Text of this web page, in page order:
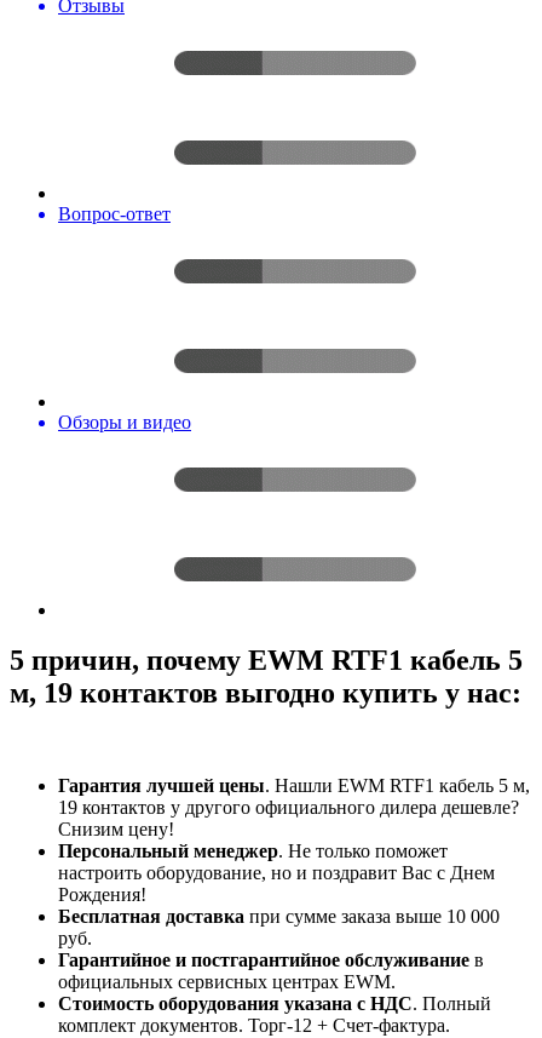
Отзывы
Вопрос-ответ
Обзоры и видео
5 причин, почему EWM RTF1 кабель 5
м, 19 контактов выгодно купить у нас:
Гарантия лучшей цены. Нашли EWM RTF1 кабель 5 м,
19 контактов у другого официального дилера дешевле?
Снизим цену!
Персональный менеджер. Не только поможет
настроить оборудование, но и поздравит Вас с Днем
Рождения!
Бесплатная доставка при сумме заказа выше 10 000
руб.
Гарантийное и постгарантийное обслуживание в
официальных сервисных центрах EWM.
Стоимость оборудования указана с НДС. Полный
комплект документов. Торг-12 + Счет-фактура.​